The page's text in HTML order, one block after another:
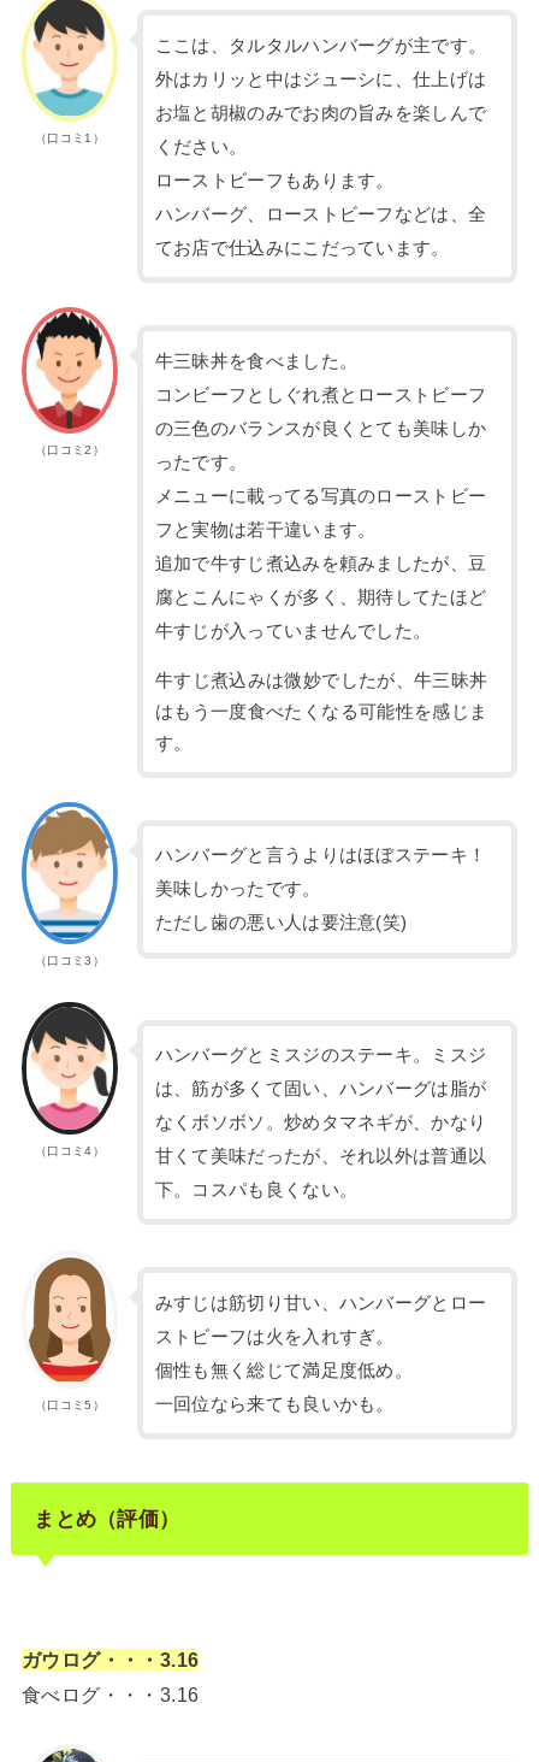
（口コミ1）
ここは、タルタルハンバーグが主です。
外はカリッと中はジューシに、仕上げは
お塩と胡椒のみでお肉の旨みを楽しんで
ください。
ローストビーフもあります。
ハンバーグ、ローストビーフなどは、全
てお店で仕込みにこだっています。
（口コミ2）
牛三昧丼を食べました。
コンビーフとしぐれ煮とローストビーフ
の三色のバランスが良くとても美味しか
ったです。
メニューに載ってる写真のローストビー
フと実物は若干違います。
追加で牛すじ煮込みを頼みましたが、豆
腐とこんにゃくが多く、期待してたほど
牛すじが入っていませんでした。
牛すじ煮込みは微妙でしたが、牛三昧丼
はもう一度食べたくなる可能性を感じま
す。
（口コミ3）
ハンバーグと言うよりはほぼステーキ！
美味しかったです。
ただし歯の悪い人は要注意(笑)
（口コミ4）
ハンバーグとミスジのステーキ。ミスジ
は、筋が多くて固い、ハンバーグは脂が
なくボソボソ。炒めタマネギが、かなり
甘くて美味だったが、それ以外は普通以
下。コスパも良くない。
（口コミ5）
みすじは筋切り甘い、ハンバーグとロー
ストビーフは火を入れすぎ。
個性も無く総じて満足度低め。
一回位なら来ても良いかも。
まとめ（評価）
ガウログ・・・3.16
食べログ・・・3.16